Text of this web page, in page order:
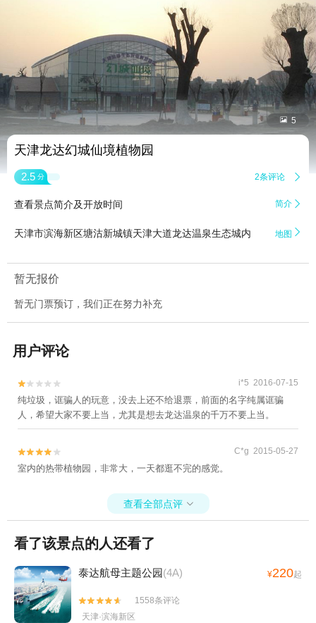
 5
天津龙达幻城仙境植物园
2.5 分 2条评论 
查看景点简介及开放时间 简介 
天津市滨海新区塘沽新城镇天津大道龙达温泉生态城内 地图 
暂无报价
暂无门票预订，我们正在努力补充
用户评论

 i*5 2016-07-15
纯垃圾，诓骗人的玩意，没去上还不给退票，前面的名字纯属诓骗
人，希望大家不要上当，尤其是想去龙达温泉的千万不要上当。

 C*g 2015-05-27
室内的热带植物园，非常大，一天都逛不完的感觉。
查看全部点评 
看了该景点的人还看了
泰达航母主题公园(4A) ¥220起


1558条评论
天津·滨海新区